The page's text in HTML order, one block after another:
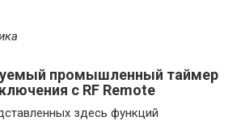
промышленный таймер
с RF Remote
здесь функций